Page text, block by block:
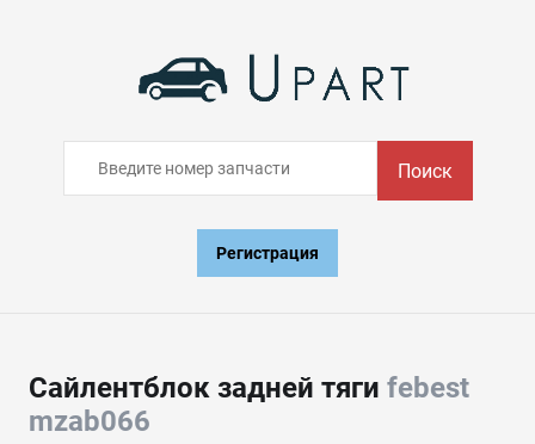
Поиск
Регистрация
Сайлентблок задней тяги febest
mzab066